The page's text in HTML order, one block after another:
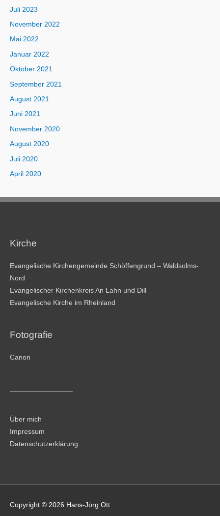
Juli 2023
November 2022
Mai 2022
Januar 2022
Oktober 2021
September 2021
August 2021
Juni 2021
November 2020
August 2020
Juli 2020
April 2020
Kirche
Evangelische Kirchengemeinde Schöffengrund – Waldsolms-
Nord
Evangelischer Kirchenkreis An Lahn und Dill
Evangelische Kirche im Rheinland
Fotografie
Canon
Über mich
Impressum
Datenschutzerklärung
Copyright © 2026 Hans-Jörg Ott